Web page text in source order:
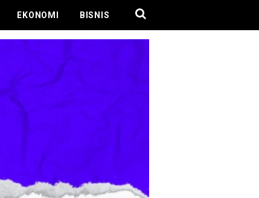
EKONOMI BISNIS